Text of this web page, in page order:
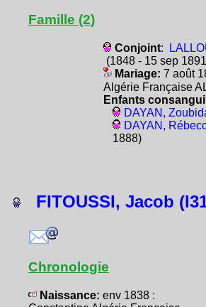
Famille (2)
Conjoint:
(1848 - 15 sep
Mariage: 7 août
Algérie Française
Enfants
DAYAN,
DAYAN,
1888)
FITOUSSI, Jacob
Chronologie
Naissance: env 1838 :